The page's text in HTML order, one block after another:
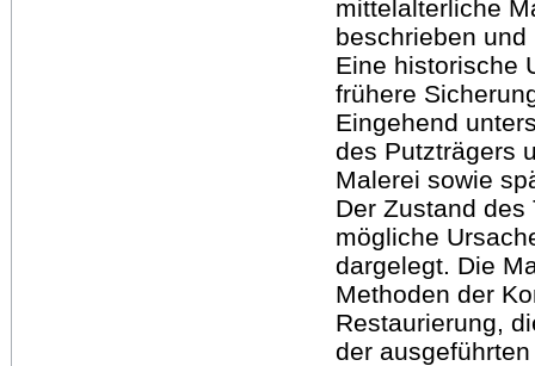
mittelalterliche
beschrieben
Eine historische
frühere
Eingehend
des Putzträgers
Malerei sowie
Der Zustand
mögliche
dargelegt. Die
Methoden der
Restaurierung,
der